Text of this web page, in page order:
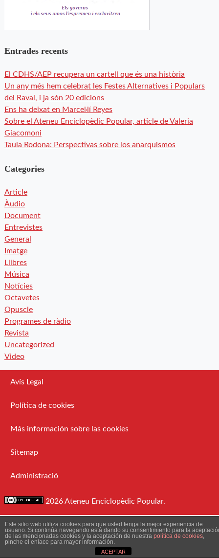
Entrades recents
El CDHS/AEP recupera un cartell que és una història
Un any més hem celebrat les Festes Alternatives i Populars
del Raval, i ja són 20 edicions
Ens ha deixat en Marcel·lí Reyes
Sobre el Ateneu Enciclopèdic Popular, article de Valeria
Giacomoni
Taula Rodona: Perspectivas sobre los anarquismos
Categories
Article
Àudio
Document
Entrevistes
General
Imatge
Llibres
Música
Notícies
Octavetes
Opuscle
Programes de ràdio
Revista
Uncategorized
Video
Avís Legal
Política de cookies
Más información sobre las cookies
Sitemap
Administració
2026 Ateneu Enciclopèdic Popular.
Este sitio web utiliza cookies para que usted tenga la mejor experiencia de
usuario. Si continúa navegando está dando su consentimiento para la
de las mencionadas cookies y la aceptación de nuestra política de cookies,
pinche el enlace para mayor información.
ACEPTAR